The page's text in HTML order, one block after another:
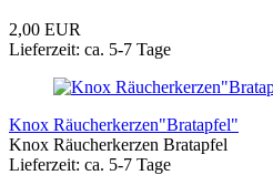
2,00 EUR
Lieferzeit: ca. 5-7 Tage
Knox Räucherkerzen"Bratapfel"
Knox Räucherkerzen Bratapfel
Lieferzeit: ca. 5-7 Tage